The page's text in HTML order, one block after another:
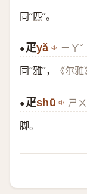
同“匹”。
● 疋yǎ ㄧㄚˇ
同“雅”， 《尔雅
● 疋shū ㄕㄨ
脚。